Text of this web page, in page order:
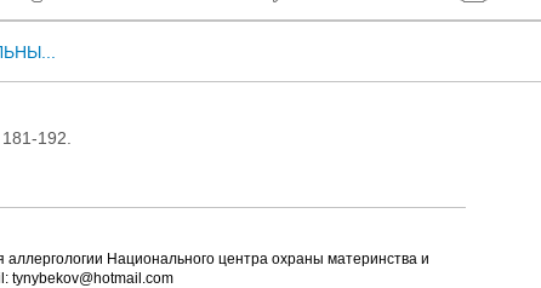
192.
Национального центра охраны материнства и
tynybekov@hotmail.com